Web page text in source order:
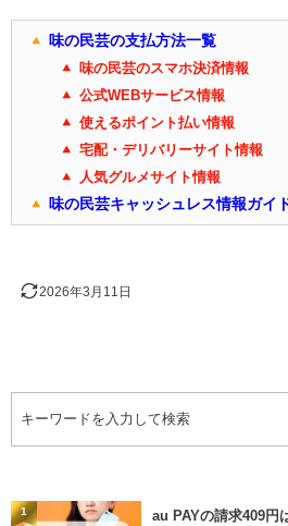
味の民芸の支払方法一覧
味の民芸のスマホ決済情報
公式WEBサービス情報
使えるポイント払い情報
宅配・デリバリーサイト情報
人気グルメサイト情報
味の民芸キャッシュレス情報ガイ
2026年3月11日
au PAYの請求409円
1